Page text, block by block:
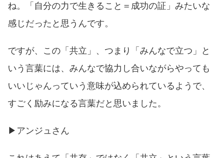
ね。「自分の力で生きること＝成功の証」みたいな
感じだったと思うんです。
ですが、この「共立」、つまり「みんなで立つ」と
いう言葉には、みんなで協力し合いながらやっても
いいじゃんっていう意味が込められているようで、
すごく励みになる言葉だと思いました。
▶︎アンジュさん